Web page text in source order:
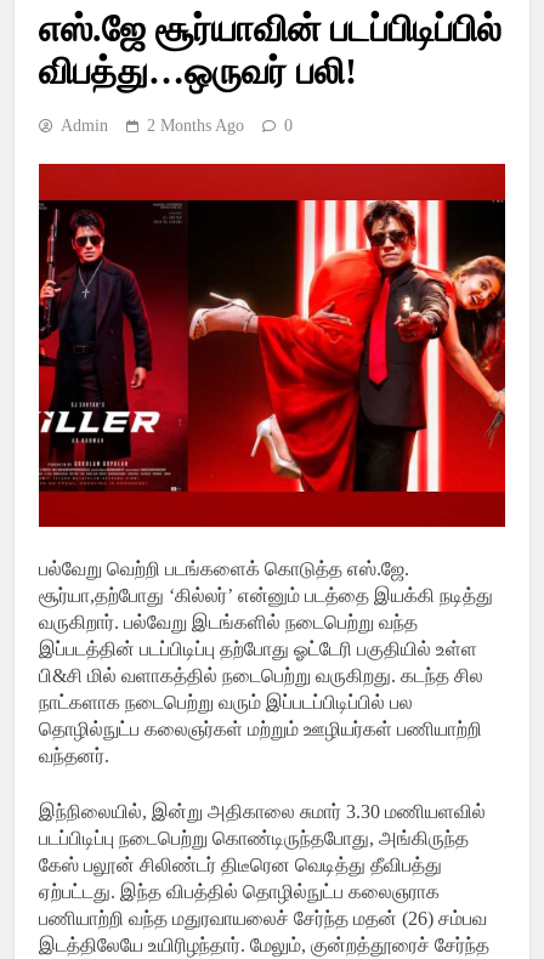
Latest Pondicherry
News, India News,
World News –
SSsnews
எஸ்.ஜே சூர்யாவின் படப்பிடிப்பில்
விபத்து…ஒருவர் பலி!
Admin 2 Months Ago 0
பல்வேறு வெற்றி படங்களைக் கொடுத்த எஸ்.ஜே.
சூர்யா,தற்போது ‘கில்லர்’ என்னும் படத்தை இயக்கி நடித்து
வருகிறார். பல்வேறு இடங்களில் நடைபெற்று வந்த
இப்படத்தின் படப்பிடிப்பு தற்போது ஓட்டேரி பகுதியில் உள்ள
பி&சி மில் வளாகத்தில் நடைபெற்று வருகிறது. கடந்த சில
நாட்களாக நடைபெற்று வரும் இப்படப்பிடிப்பில் பல
தொழில்நுட்ப கலைஞர்கள் மற்றும் ஊழியர்கள் பணியாற்றி
வந்தனர்.
இந்நிலையில், இன்று அதிகாலை சுமார் 3.30 மணியளவில்
படப்பிடிப்பு நடைபெற்று கொண்டிருந்தபோது, அங்கிருந்த
கேஸ் பலூன் சிலிண்டர் திடீரென வெடித்து தீவிபத்து
ஏற்பட்டது. இந்த விபத்தில் தொழில்நுட்ப கலைஞராக
பணியாற்றி வந்த மதுரவாயலைச் சேர்ந்த மதன் (26) சம்பவ
இடத்திலேயே உயிரிழந்தார். மேலும், குன்றத்தூரைச் சேர்ந்த